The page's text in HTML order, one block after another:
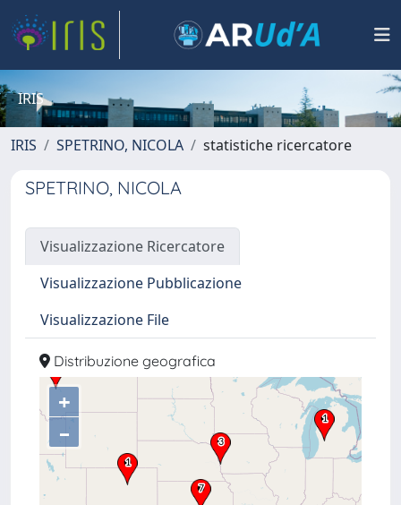
IRIS
IRIS SPETRINO, NICOLA statistiche ricercatore
SPETRINO, NICOLA
Visualizzazione Ricercatore
Visualizzazione Pubblicazione
Visualizzazione File
Distribuzione geografica
+
–